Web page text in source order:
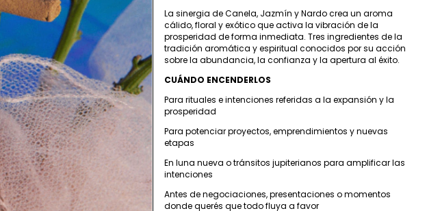
La sinergia de Canela, Jazmín y Nardo crea un aroma
cálido, floral y exótico que activa la vibración de la
prosperidad de forma inmediata. Tres ingredientes de la
tradición aromática y espiritual conocidos por su acción
sobre la abundancia, la confianza y la apertura al éxito.
CUÁNDO ENCENDERLOS
Para rituales e intenciones referidas a la expansión y la
prosperidad
Para potenciar proyectos, emprendimientos y nuevas
etapas
En luna nueva o tránsitos jupiterianos para amplificar las
intenciones
Antes de negociaciones, presentaciones o momentos
donde querés que todo fluya a favor